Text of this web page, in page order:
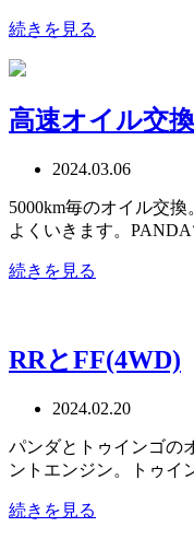
続きを見る
高速オイル交換
2024.03.06
5000km毎のオイル交
よくいきます。PANDA
続きを見る
RRとFF(4WD)
2024.02.20
パンダとトゥインゴの
ントエンジン。トゥイ
続きを見る